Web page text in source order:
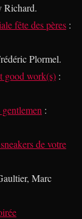
Richard.
fête des pères :
Plormel.
good work(s) :
:
de votre
Marc